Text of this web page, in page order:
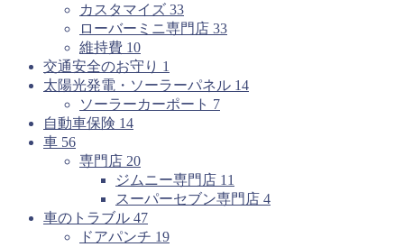
カスタマイズ 33
ローバーミニ専門店 33
維持費 10
交通安全のお守り 1
太陽光発電・ソーラーパネル 14
ソーラーカーポート 7
自動車保険 14
車 56
専門店 20
ジムニー専門店 11
スーパーセブン専門店 4
車のトラブル 47
ドアパンチ 19